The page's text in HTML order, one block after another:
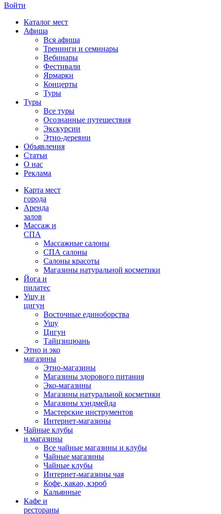
Войти
Каталог мест
Афиша
Вся афиша
Тренинги и семинары
Вебинары
Фестивали
Ярмарки
Концерты
Туры
Туры
Все туры
Осознанные путешествия
Экскурсии
Этно-деревни
Объявления
Статьи
О нас
Реклама
Карта мест
города
Аренда
залов
Массаж и
СПА
Массажные салоны
СПА салоны
Салоны красоты
Магазины натуральной косметики
Йога и
пилатес
Ушу и
цигун
Восточные единоборства
Ушу
Цигун
Тайцзицюань
Этно и эко
магазины
Этно-магазины
Магазины здорового питания
Эко-магазины
Магазины натуральной косметики
Магазины хэндмейда
Мастерские инструментов
Интернет-магазины
Чайные клубы
и магазины
Все чайные магазины и клубы
Чайные магазины
Чайные клубы
Интернет-магазины чая
Кофе, какао, кэроб
Кальянные
Кафе и
рестораны